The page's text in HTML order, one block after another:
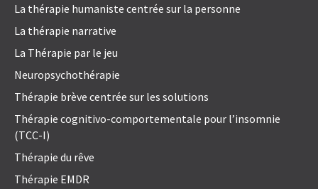
La thérapie humaniste centrée sur la personne
La thérapie narrative
La Thérapie par le jeu
Neuropsychothérapie
Thérapie brève centrée sur les solutions
Thérapie cognitivo-comportementale pour l’insomnie
(TCC-I)
Thérapie du rêve
Thérapie EMDR